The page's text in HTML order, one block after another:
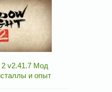
2 v2.41.7 Мод
и опыт